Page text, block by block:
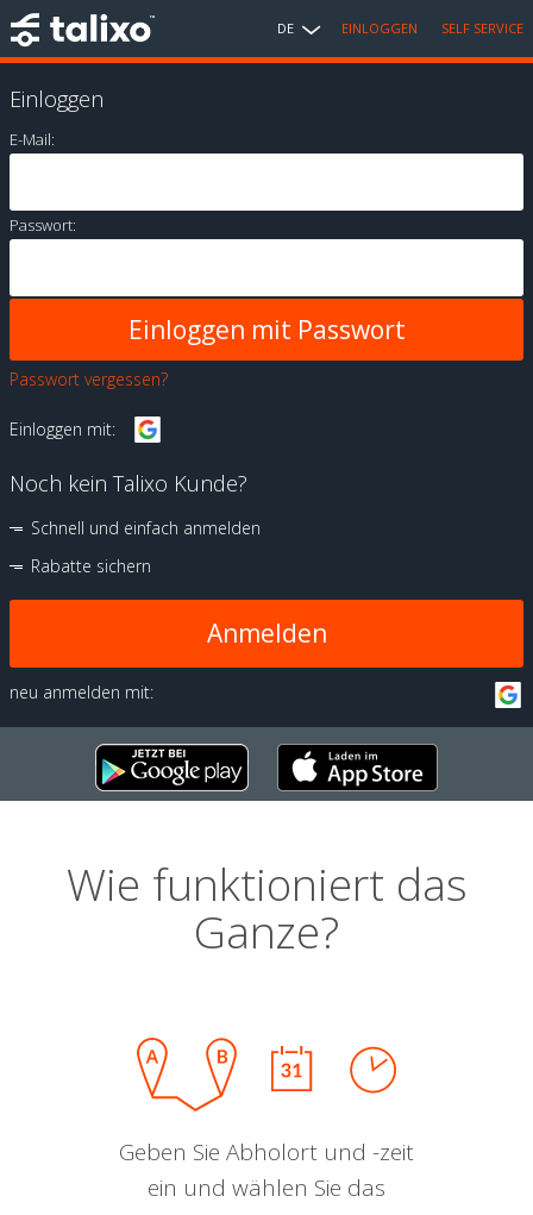
DE EINLOGGEN SELF SERVICE
Einloggen
E-Mail:
Passwort:
Passwort vergessen?
Einloggen mit:
Noch kein Talixo Kunde?
Schnell und einfach anmelden
Rabatte sichern
Anmelden
neu anmelden mit:
Wie funktioniert das
Ganze?
Geben Sie Abholort und -zeit
ein und wählen Sie das